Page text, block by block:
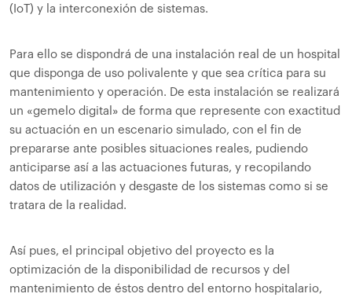
(IoT) y la interconexión de sistemas.
Para ello se dispondrá de una instalación real de un hospital
que disponga de uso polivalente y que sea crítica para su
mantenimiento y operación. De esta instalación se realizará
un «gemelo digital» de forma que represente con exactitud
su actuación en un escenario simulado, con el fin de
prepararse ante posibles situaciones reales, pudiendo
anticiparse así a las actuaciones futuras, y recopilando
datos de utilización y desgaste de los sistemas como si se
tratara de la realidad.
Así pues, el principal objetivo del proyecto es la
optimización de la disponibilidad de recursos y del
mantenimiento de éstos dentro del entorno hospitalario,